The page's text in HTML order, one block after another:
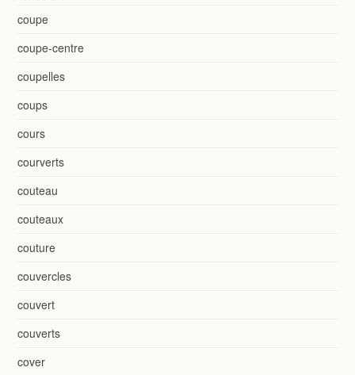
coupe
coupe-centre
coupelles
coups
cours
courverts
couteau
couteaux
couture
couvercles
couvert
couverts
cover